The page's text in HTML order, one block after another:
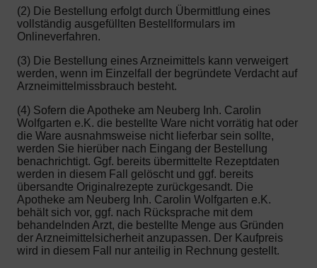
(2) Die Bestellung erfolgt durch Übermittlung eines
vollständig ausgefüllten Bestellformulars im
Onlineverfahren.
(3) Die Bestellung eines Arzneimittels kann verweigert
werden, wenn im Einzelfall der begründete Verdacht auf
Arzneimittelmissbrauch besteht.
(4) Sofern die Apotheke am Neuberg Inh. Carolin
Wolfgarten e.K. die bestellte Ware nicht vorrätig hat oder
die Ware ausnahmsweise nicht lieferbar sein sollte,
werden Sie hierüber nach Eingang der Bestellung
benachrichtigt. Ggf. bereits übermittelte Rezeptdaten
werden in diesem Fall gelöscht und ggf. bereits
übersandte Originalrezepte zurückgesandt. Die
Apotheke am Neuberg Inh. Carolin Wolfgarten e.K.
behält sich vor, ggf. nach Rücksprache mit dem
behandelnden Arzt, die bestellte Menge aus Gründen
der Arzneimittelsicherheit anzupassen. Der Kaufpreis
wird in diesem Fall nur anteilig in Rechnung gestellt.